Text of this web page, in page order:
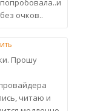
попробовала..и
без очков..
Прошу
читаю и